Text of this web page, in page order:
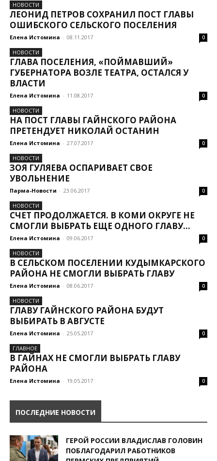
НОВОСТИ
ЛЕОНИД ПЕТРОВ СОХРАНИЛ ПОСТ ГЛАВЫ
ОШИБСКОГО СЕЛЬСКОГО ПОСЕЛЕНИЯ
Елена Истомина - 08.11.2017 0
НОВОСТИ
ГЛАВА ПОСЕЛЕНИЯ, «ПОЙМАВШИЙ»
ГУБЕРНАТОРА ВОЗЛЕ ТЕАТРА, ОСТАЛСЯ У
ВЛАСТИ
Елена Истомина - 11.08.2017 0
НОВОСТИ
НА ПОСТ ГЛАВЫ ГАЙНСКОГО РАЙОНА
ПРЕТЕНДУЕТ НИКОЛАЙ ОСТАНИН
Елена Истомина - 27.07.2017 0
НОВОСТИ
ЗОЯ ГУЛЯЕВА ОСПАРИВАЕТ СВОЕ
УВОЛЬНЕНИЕ
Парма-Новости - 23.06.2017 0
НОВОСТИ
СЧЕТ ПРОДОЛЖАЕТСЯ. В КОМИ ОКРУГЕ НЕ
СМОГЛИ ВЫБРАТЬ ЕЩЕ ОДНОГО ГЛАВУ...
Елена Истомина - 09.06.2017 0
НОВОСТИ
В СЕЛЬСКОМ ПОСЕЛЕНИИ КУДЫМКАРСКОГО
РАЙОНА НЕ СМОГЛИ ВЫБРАТЬ ГЛАВУ
Елена Истомина - 08.06.2017 0
НОВОСТИ
ГЛАВУ ГАЙНСКОГО РАЙОНА БУДУТ
ВЫБИРАТЬ В АВГУСТЕ
Елена Истомина - 25.05.2017 0
ГЛАВНОЕ
В ГАЙНАХ НЕ СМОГЛИ ВЫБРАТЬ ГЛАВУ
РАЙОНА
Елена Истомина - 19.05.2017 0
ПОСЛЕДНИЕ НОВОСТИ
ГЕРОЙ РОССИИ ВЛАДИСЛАВ ГОЛОВИН
ПОБЛАГОДАРИЛ РАБОТНИКОВ